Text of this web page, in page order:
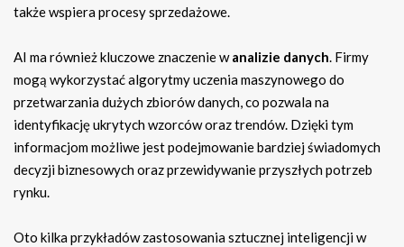
także wspiera procesy sprzedażowe.
AI ma również kluczowe znaczenie wanalizie danych. Firmy
mogą wykorzystać algorytmy uczenia maszynowego do
przetwarzania dużych zbiorów danych, co pozwala na
identyfikację ukrytych wzorców oraz trendów. Dzięki tym
informacjom możliwe jest podejmowanie bardziej świadomych
decyzji biznesowych oraz przewidywanie przyszłych potrzeb
rynku.
Oto kilka przykładów zastosowania sztucznej inteligencji w